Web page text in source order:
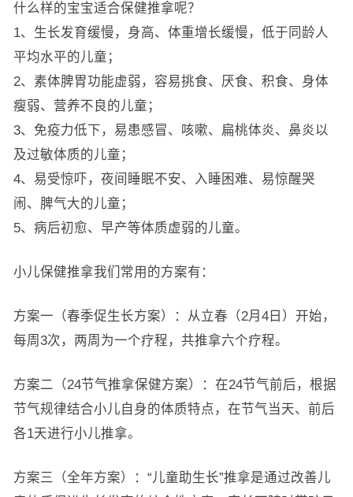
什么样的宝宝适合保健推拿呢？
1、生长发育缓慢，身高、体重增长缓慢，低于同龄人
平均水平的儿童；
2、素体脾胃功能虚弱，容易挑食、厌食、积食、身体
瘦弱、营养不良的儿童；
3、免疫力低下，易患感冒、咳嗽、扁桃体炎、鼻炎以
及过敏体质的儿童；
4、易受惊吓，夜间睡眠不安、入睡困难、易惊醒哭
闹、脾气大的儿童；
5、病后初愈、早产等体质虚弱的儿童。
小儿保健推拿我们常用的方案有：
方案一（春季促生长方案）：从立春（2月4日）开始，
每周3次，两周为一个疗程，共推拿六个疗程。
方案二（24节气推拿保健方案）：在24节气前后，根据
节气规律结合小儿自身的体质特点，在节气当天、前后
各1天进行小儿推拿。
方案三（全年方案）：“儿童助生长”推拿是通过改善儿